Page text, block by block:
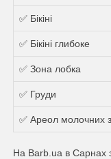
✅ Бікіні
✅ Бікіні глибоке
✅ Зона лобка
✅ Груди
✅ Ареол молочних
На Barb.ua в Сарнах